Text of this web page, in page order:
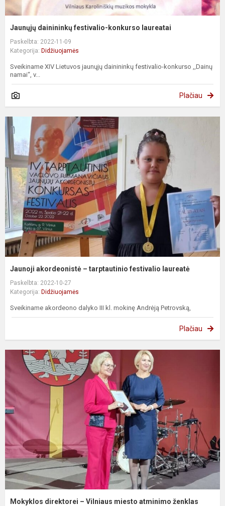
Jaunųjų dainininkų festivalio-konkurso laureatai
Paskelbta: 2022-11-09
Kategorija: Didžiuojamės
Sveikiname XIV Lietuvos jaunųjų dainininkų festivalio-konkurso ,,Dainų
namai“, v...
Plačiau
Jaunoji akordeonistė – tarptautinio festivalio laureatė
Paskelbta: 2022-10-27
Kategorija: Didžiuojamės
Sveikiname akordeono dalyko III kl. mokinę Andrėją Petrovską,
Plačiau
Mokyklos direktorei – Vilniaus miesto atminimo ženklas